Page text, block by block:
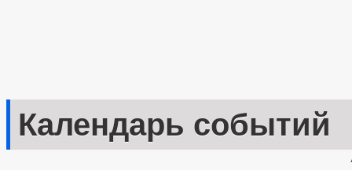
Календарь событий